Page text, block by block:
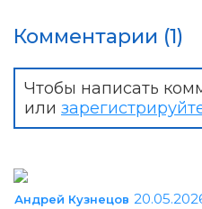
Комментарии (1)
Чтобы написать
или
Андрей Кузнецов